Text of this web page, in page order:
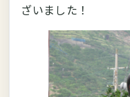
ざいました！